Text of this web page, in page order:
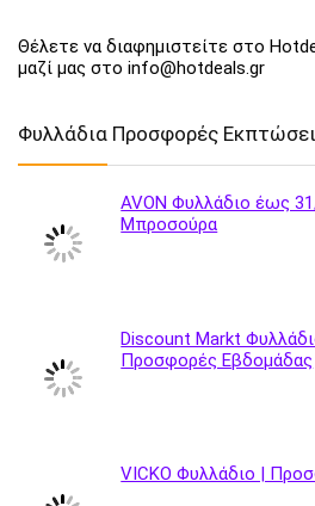
Θέλετε να διαφημιστείτε στο
μαζί μας στο info@hotdeals.gr
Φυλλάδια Προσφορές
AVON Φυλλάδιο έως
Μπροσούρα
Discount Markt
Προσφορές Εβδομάδας
VICKO Φυλλάδιο |